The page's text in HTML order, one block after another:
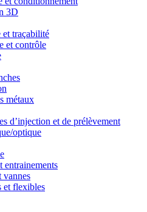
3D
et traçabilité
et contrôle
métaux
d’injection et de prélèvement
optique
entrainements
vannes
et flexibles